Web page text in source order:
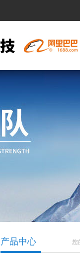
您
产品中心